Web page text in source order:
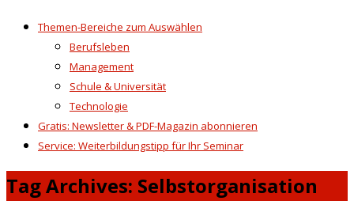
Themen-Bereiche zum Auswählen
Berufsleben
Management
Schule & Universität
Technologie
Gratis: Newsletter & PDF-Magazin abonnieren
Service: Weiterbildungstipp für Ihr Seminar
Tag Archives: Selbstorganisation